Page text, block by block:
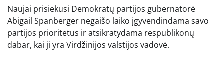
Naujai prisiekusi Demokratų partijos gubernatorė
Abigail Spanberger negaišo laiko įgyvendindama savo
partijos prioritetus ir atsikratydama respublikonų
dabar, kai ji yra Virdžinijos valstijos vadovė.